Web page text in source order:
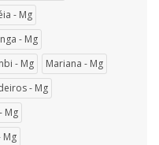
- Mg
- Mg
- Mg
Mariana - Mg
- Mg
Mg
Mg